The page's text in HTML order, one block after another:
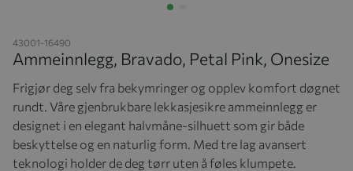
43001-16490
Ammeinnlegg, Bravado, Petal Pink, Onesize
Frigjør deg selv fra bekymringer og opplev komfort døgnet
rundt. Våre gjenbrukbare lekkasjesikre ammeinnlegg er
designet i en elegant halvmåne-silhuett som gir både
beskyttelse og en naturlig form. Med tre lag avansert
teknologi holder de deg tørr uten å føles klumpete.